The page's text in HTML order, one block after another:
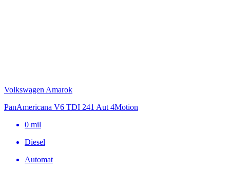
Volkswagen Amarok
PanAmericana V6 TDI 241 Aut 4Motion
0 mil
Diesel
Automat